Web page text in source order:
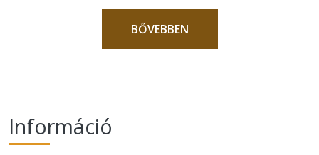
BŐVEBBEN
Információ